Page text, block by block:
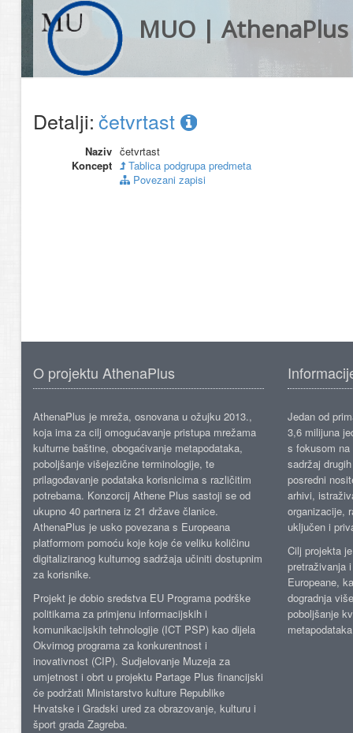
MUO | AthenaPlus
Detalji:četvrtast
Naziv četvrtast
Koncept
Tablica podgrupa predmeta
Povezani zapisi
O projektu AthenaPlus
AthenaPlus je mreža, osnovana u ožujku 2013.,
koja ima za cilj omogućavanje pristupa mrežama
kulturne baštine, obogaćivanje metapodataka,
poboljšanje višejezične terminologije, te
prilagođavanje podataka korisnicima s različitim
potrebama. Konzorcij Athene Plus sastoji se od
ukupno 40 partnera iz 21 države članice.
AthenaPlus je usko povezana s Europeana
platformom pomoću koje koje će veliku količinu
digitaliziranog kulturnog sadržaja učiniti dostupnim
za korisnike.
Projekt je dobio sredstva EU Programa podrške
politikama za primjenu informacijskih i
komunikacijskih tehnologije (ICT PSP) kao dijela
Okvirnog programa za konkurentnost i
inovativnost (CIP). Sudjelovanje Muzeja za
umjetnost i obrt u projektu Partage Plus financijski
će podržati Ministarstvo kulture Republike
Hrvatske i Gradski ured za obrazovanje, kulturu i
šport grada Zagreba.
Jedan od
3,6 milijuna
s fokusom
sadržaj
posredni
arhivi,
organizacije,
uključen i
Cilj projekta
pretraživanja
Europeane,
dogradnja
poboljšanje